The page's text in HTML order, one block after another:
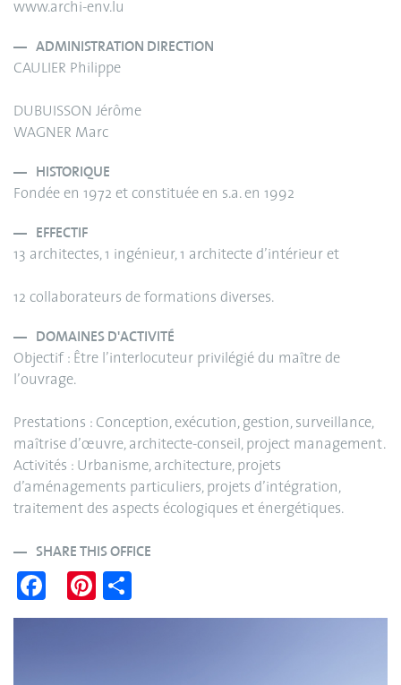
www.archi-env.lu
ADMINISTRATION DIRECTION
CAULIER Philippe
DUBUISSON Jérôme
WAGNER Marc
HISTORIQUE
Fondée en 1972 et constituée en s.a. en 1992
EFFECTIF
13 architectes, 1 ingénieur, 1 architecte d’intérieur et
12 collaborateurs de formations diverses.
DOMAINES D'ACTIVITÉ
Objectif : Être l’interlocuteur privilégié du maître de
l’ouvrage.
Prestations : Conception, exécution, gestion, surveillance,
maîtrise d’œuvre, architecte-conseil, project management.
Activités : Urbanisme, architecture, projets
d’aménagements particuliers, projets d’intégration,
traitement des aspects écologiques et énergétiques.
SHARE THIS OFFICE
Fa
ce
Pi
nt ha